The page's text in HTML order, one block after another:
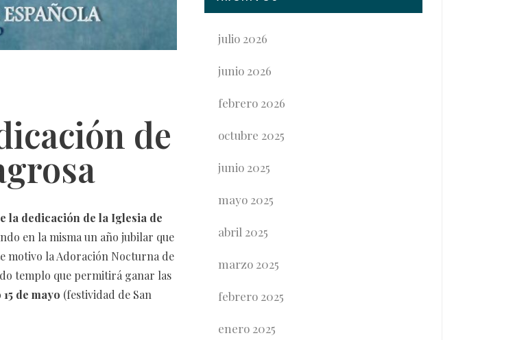
de
la dedicación de la Iglesia de
en la misma un año jubilar que
motivo la Adoración Nocturna de
templo que permitirá ganar las
de mayo (festividad de San
julio 2026
junio 2026
febrero 2026
octubre 2025
junio 2025
mayo 2025
abril 2025
marzo 2025
febrero 2025
enero 2025